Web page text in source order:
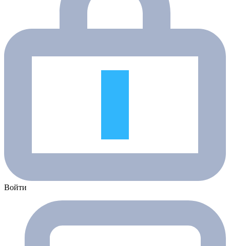
Войти